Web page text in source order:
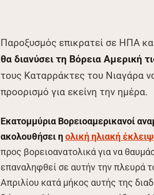
Παροξυσμός επικρατεί σε ΗΠΑ
θα διανύσει τη Βόρεια Αμερική
τους Καταρράκτες του Νιαγάρα
προορισμό για εκείνη την ημέρα.
Εκατομμύρια Βορειοαμερικανοί
ακολουθήσει ηολική ηλιακή
προς βορειοανατολικά για να
επαναληφθεί σε αυτήν την πλευρά
Απριλίου κατά μήκος αυτής της